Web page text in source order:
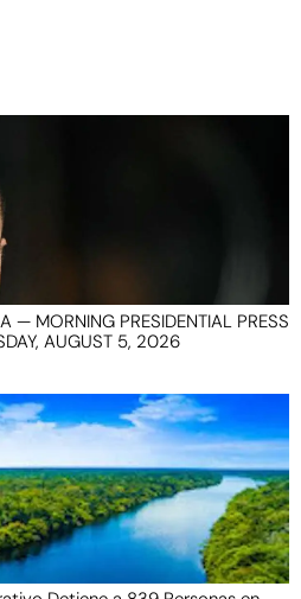
— MORNING PRESIDENTIAL PRESS
AUGUST 5, 2026